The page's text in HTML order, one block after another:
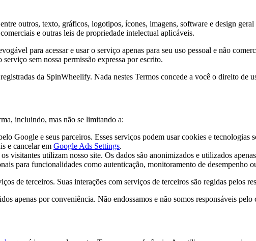
outros, texto, gráficos, logotipos, ícones, imagens, software e design
e outras leis de propriedade intelectual aplicáveis.
para acessar e usar o serviço apenas para seu uso pessoal e não
sem nossa permissão expressa por escrito.
da SpinWheelify. Nada nestes Termos concede a você o direito de
incluindo, mas não se limitando a:
Google e seus parceiros. Esses serviços podem usar cookies e tecnologias
e cancelar em Google Ads Settings.
visitantes utilizam nosso site. Os dados são anonimizados e utilizados
para funcionalidades como autenticação, monitoramento de desempenho
de terceiros. Suas interações com serviços de terceiros são regidas pelos
apenas por conveniência. Não endossamos e não somos responsáveis